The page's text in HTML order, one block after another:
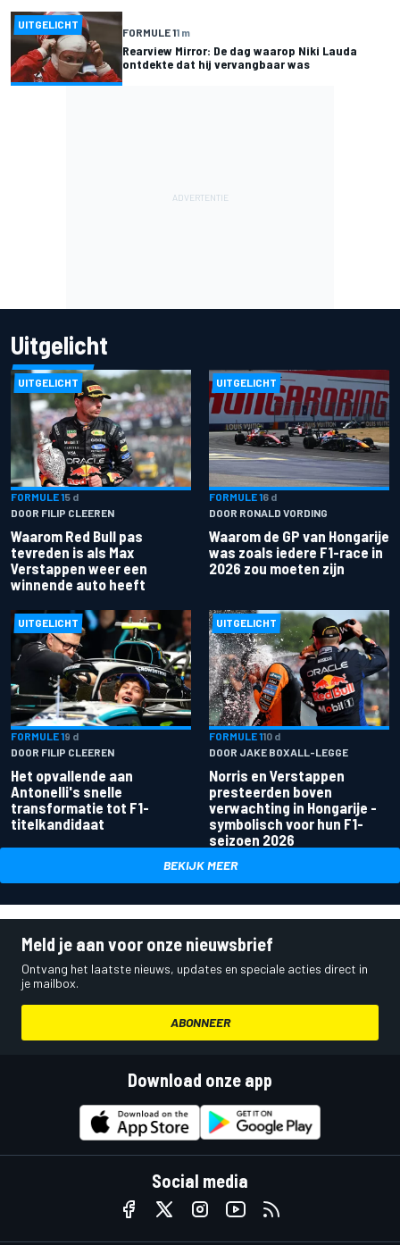
UITGELICHT
FORMULE 11 m
Rearview Mirror: De dag waarop Niki Lauda
ontdekte dat hij vervangbaar was
Uitgelicht
UITGELICHT
FORMULE 15 d
DOOR FILIP CLEEREN
Waarom Red Bull pas
tevreden is als Max
Verstappen weer een
winnende auto heeft
UITGELICHT
FORMULE 16 d
DOOR RONALD VORDING
Waarom de GP van Hongarije
was zoals iedere F1-race in
2026 zou moeten zijn
UITGELICHT
FORMULE 19 d
DOOR FILIP CLEEREN
Het opvallende aan
Antonelli's snelle
transformatie tot F1-
titelkandidaat
UITGELICHT
FORMULE 110 d
DOOR JAKE BOXALL-LEGGE
Norris en Verstappen
presteerden boven
verwachting in Hongarije -
symbolisch voor hun F1-
seizoen 2026
BEKIJK MEER
Meld je aan voor onze nieuwsbrief
Ontvang het laatste nieuws, updates en speciale acties direct in
je mailbox.
ABONNEER
Download onze app
Social media